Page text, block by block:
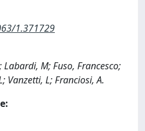
1.371729
M; Fuso, Francesco;
Vanzetti, L; Franciosi, A.